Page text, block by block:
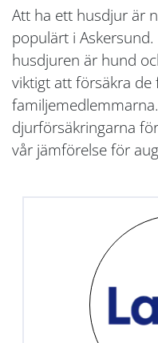
Att ha ett husdjur är
populärt i
husdjuren är hund
viktigt att försäkra de
djurförsäkringarna
vår jämförelse för